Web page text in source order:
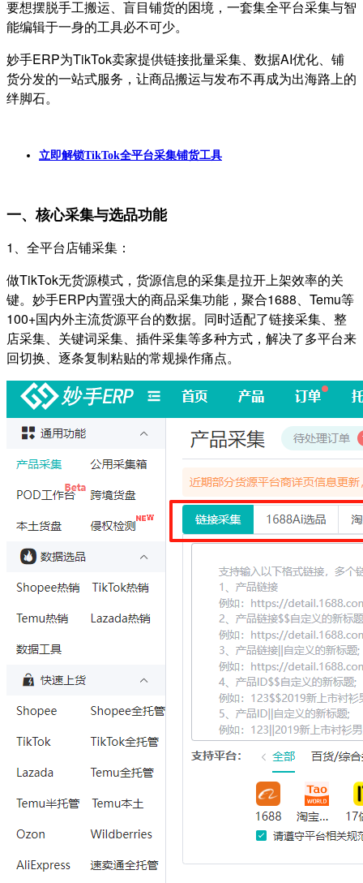
要想摆脱手工搬运、盲目铺货的困境，一套集全平台采集与智
能编辑于一身的工具必不可少。
妙手ERP为TikTok卖家提供链接批量采集、数据AI优化、铺
货分发的一站式服务，让商品搬运与发布不再成为出海路上的
绊脚石。
立即解锁TikTok全平台采集铺货工具
一、核心采集与选品功能
1、全平台店铺采集：
做TikTok无货源模式，货源信息的采集是拉开上架效率的关
键。妙手ERP内置强大的商品采集功能，聚合1688、Temu等
100+国内外主流货源平台的数据。同时适配了链接采集、整
店采集、关键词采集、插件采集等多种方式，解决了多平台来
回切换、逐条复制粘贴的常规操作痛点。